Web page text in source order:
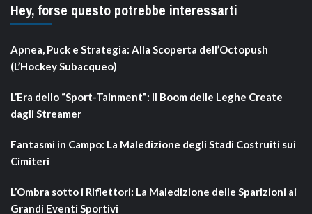
Hey, forse questo potrebbe interessarti
Apnea, Puck e Strategia: Alla Scoperta dell’Octopush
(L’Hockey Subacqueo)
L’Era dello “Sport-Tainment”: Il Boom delle Leghe Create
dagli Streamer
Fantasmi in Campo: La Maledizione degli Stadi Costruiti sui
Cimiteri
L’Ombra sotto i Riflettori: La Maledizione delle Sparizioni ai
Grandi Eventi Sportivi